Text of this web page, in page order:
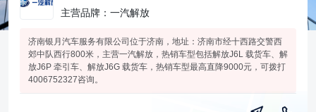
主营品牌：一汽解放
济南银月汽车服务有限公司位于济南，地址：济南市经十西路交警西
郊中队西行800米，主营一汽解放，热销车型包括解放J6L 载货车、解
放J6P 牵引车、解放J6G 载货车，热销车型最高直降9000元，可拨打
4006752327咨询。